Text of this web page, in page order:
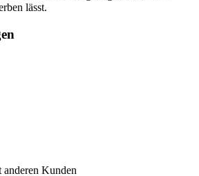
lässt.
Kunden